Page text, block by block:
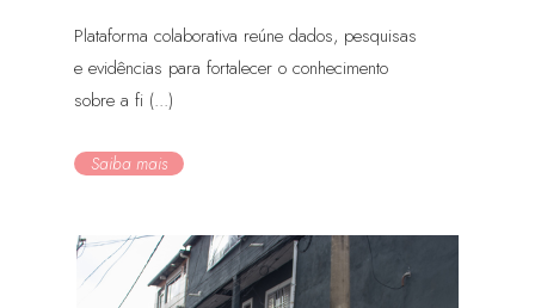
Plataforma colaborativa reúne dados, pesquisas
e evidências para fortalecer o conhecimento
sobre a fi (...)
Saiba mais